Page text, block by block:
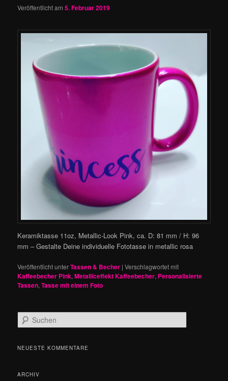
Veröffentlicht am5. Februar 2019
Keramiktasse 11oz, Metallic-Look Pink, ca. D: 81 mm / H: 96
mm – Gestalte Deine individuelle Fototasse in metallic rosa
Veröffentlicht unterTassen & Becher |Verschlagwortet mit
Kaffeebecher Pink,Metalliceffekt Kaffeebecher, Personalisierte
Tassen,Tasse mit einem Foto
u
h
NEUESTE KOMMENTARE
ARCHIV